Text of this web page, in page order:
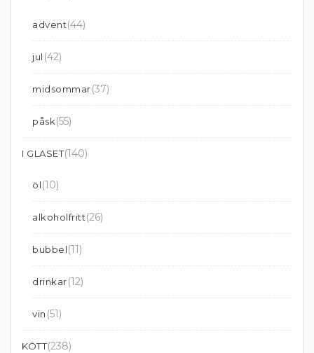
advent(44)
jul (42)
midsommar(37)
påsk(55)
I GLASET(140)
öl(10)
alkoholfritt(26)
bubbel(11)
drinkar(12)
vin (51)
KÖTT(238)